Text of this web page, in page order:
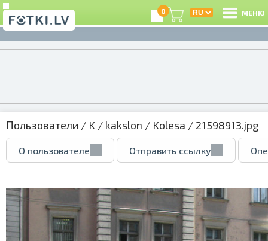
0 МЕНЮ
Пользователи / K / kakslon / Kolesa / 21598913.jpg
О пользователе Отправить ссылку